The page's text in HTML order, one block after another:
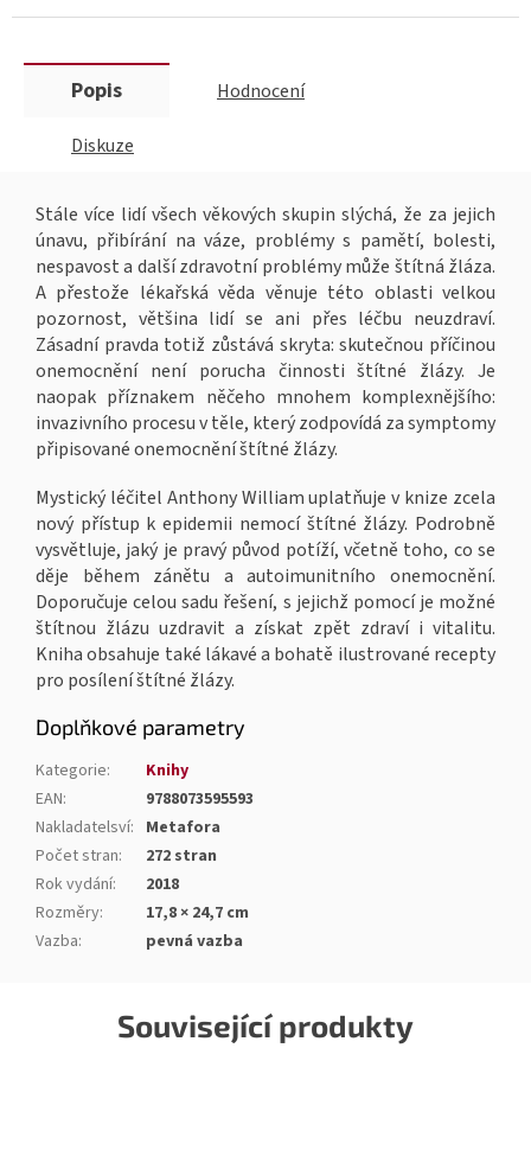
Související produkty
Popis Hodnocení
Diskuze
Stále více lidí všech věkových skupin slýchá, že za jejich
únavu, přibírání na váze, problémy s pamětí, bolesti,
nespavost a další zdravotní problémy může štítná žláza.
A přestože lékařská věda věnuje této oblasti velkou
pozornost, většina lidí se ani přes léčbu neuzdraví.
Zásadní pravda totiž zůstává skryta: skutečnou příčinou
onemocnění není porucha činnosti štítné žlázy. Je
naopak příznakem něčeho mnohem komplexnějšího:
invazivního procesu v těle, který zodpovídá za symptomy
připisované onemocnění štítné žlázy.
Mystický léčitel Anthony William uplatňuje v knize zcela
nový přístup k epidemii nemocí štítné žlázy. Podrobně
vysvětluje, jaký je pravý původ potíží, včetně toho, co se
děje během zánětu a autoimunitního onemocnění.
Doporučuje celou sadu řešení, s jejichž pomocí je možné
štítnou žlázu uzdravit a získat zpět zdraví i vitalitu.
Kniha obsahuje také lákavé a bohatě ilustrované recepty
pro posílení štítné žlázy.
Doplňkové parametry
Kategorie:
Knihy
EAN:
9788073595593
Nakladatelsví: Metafora
Počet stran:
272 stran
Rok vydání:
2018
Rozměry:
17,8 × 24,7 cm
Vazba: pevná vazba